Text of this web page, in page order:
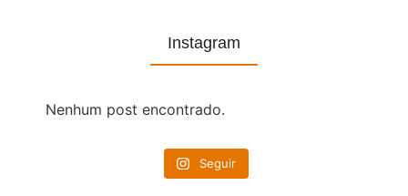
Instagram
Nenhum post encontrado.
Seguir